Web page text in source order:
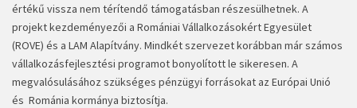
értékű vissza nem térítendő támogatásban részesülhetnek. A
projekt kezdeményezői a Romániai Vállalkozásokért Egyesület
(ROVE) és a LAM Alapítvány. Mindkét szervezet korábban már számos
vállalkozásfejlesztési programot bonyolított le sikeresen. A
megvalósulásához szükséges pénzügyi forrásokat az Európai Unió
és Románia kormánya biztosítja.